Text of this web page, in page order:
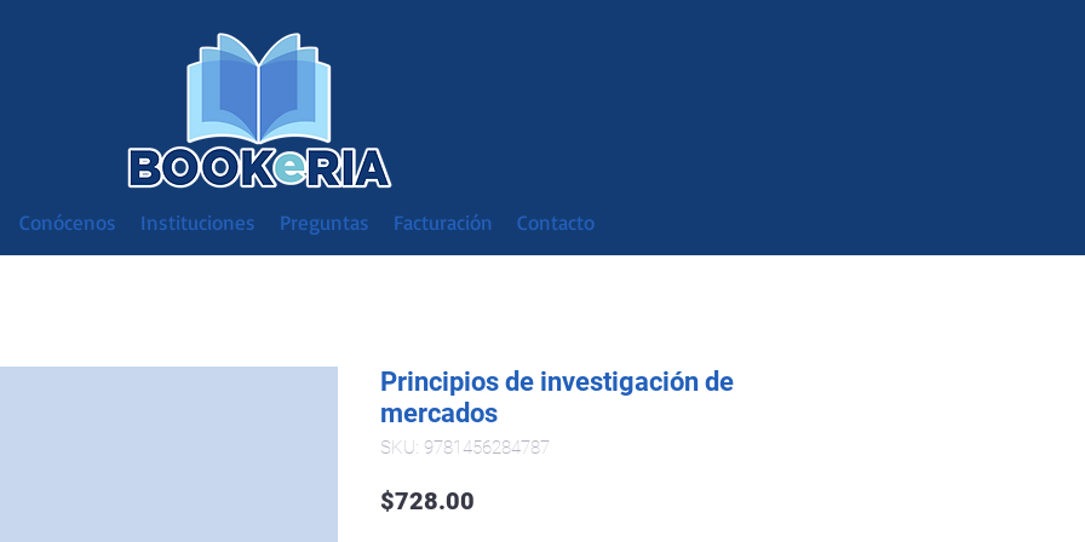
Conócenos Instituciones Preguntas Facturación Contacto
Principios de investigación de
mercados
SKU: 9781456284787
$728.00